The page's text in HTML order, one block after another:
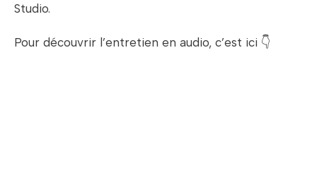
Studio.
Pour découvrir l’entretien en audio, c’est ici 👇